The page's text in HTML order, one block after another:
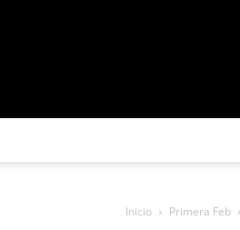
Inicio Primera Feb